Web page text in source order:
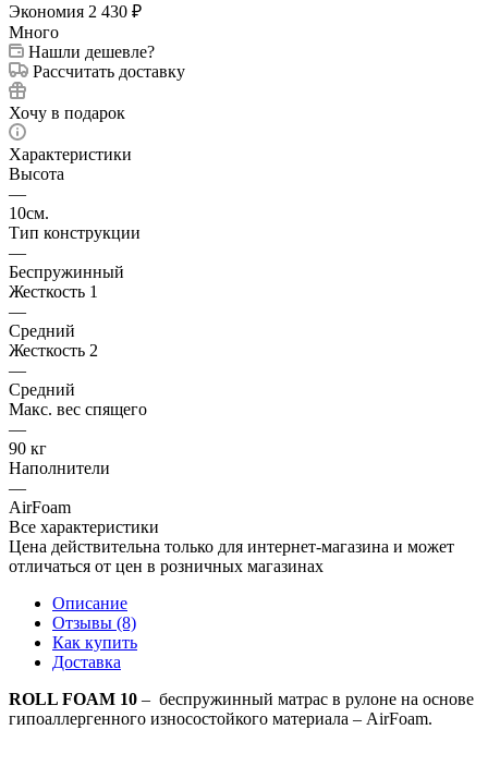
Экономия 2 430 ₽
Много
Нашли дешевле?
Рассчитать доставку
Хочу в подарок
Характеристики
Высота
—
10см.
Тип конструкции
—
Беспружинный
Жесткость 1
—
Средний
Жесткость 2
—
Средний
Макс. вес спящего
—
90 кг
Наполнители
—
AirFoam
Все характеристики
Цена действительна только для интернет-магазина и может
отличаться от цен в розничных магазинах
Описание
Отзывы (8)
Как купить
Доставка
ROLL FOAM 10 – беспружинный матрас в рулоне на основе
гипоаллергенного износостойкого материала – AirFoam.